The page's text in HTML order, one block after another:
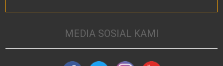
MEDIA SOSIAL KAMI